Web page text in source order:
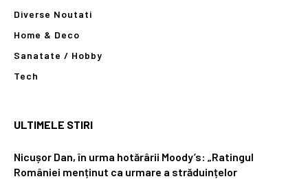
Diverse Noutati
Home & Deco
Sanatate / Hobby
Tech
ULTIMELE STIRI
Nicușor Dan, în urma hotărârii Moody’s: „Ratingul
României menținut ca urmare a străduințelor